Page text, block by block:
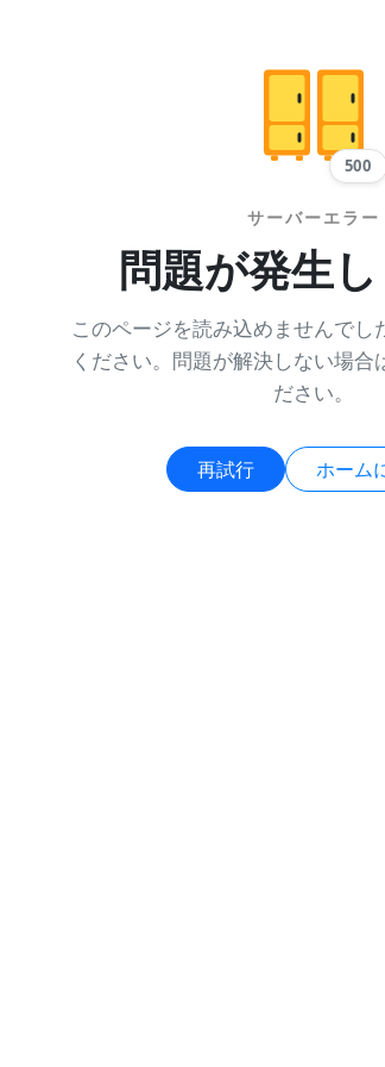
500
サーバーエラー
問題が発生
このページを読み込めませんでし
ください。問題が解決しない場合
ださい。
再試行 ホーム